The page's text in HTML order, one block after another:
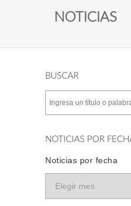
NOTICIAS
BUSCAR
NOTICIAS POR
Noticias por fecha